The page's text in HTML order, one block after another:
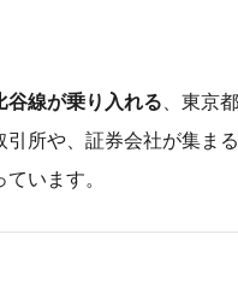
谷線が乗り入れる 、東京
所や、証券会社が集まる
います。